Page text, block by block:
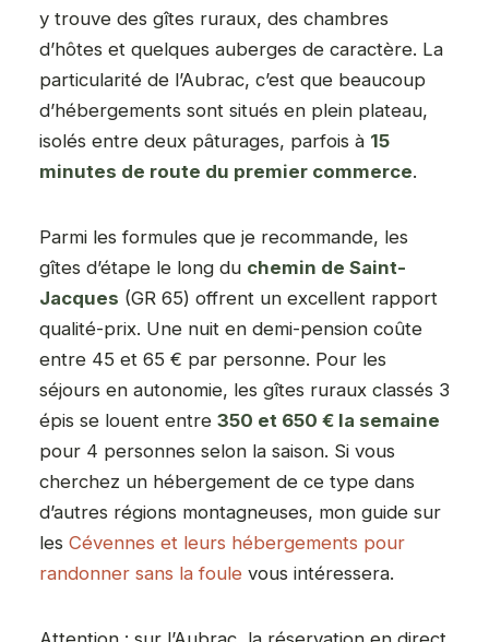
y trouve des gîtes ruraux, des chambres
d’hôtes et quelques auberges de caractère. La
particularité de l’Aubrac, c’est que beaucoup
d’hébergements sont situés en plein plateau,
isolés entre deux pâturages, parfois à 15
minutes de route du premier commerce.
Parmi les formules que je recommande, les
gîtes d’étape le long du chemin de Saint-
Jacques (GR 65) offrent un excellent rapport
qualité-prix. Une nuit en demi-pension coûte
entre 45 et 65 € par personne. Pour les
séjours en autonomie, les gîtes ruraux classés 3
épis se louent entre 350 et 650 € la semaine
pour 4 personnes selon la saison. Si vous
cherchez un hébergement de ce type dans
d’autres régions montagneuses, mon guide sur
les Cévennes et leurs hébergements pour
randonner sans la foule vous intéressera.